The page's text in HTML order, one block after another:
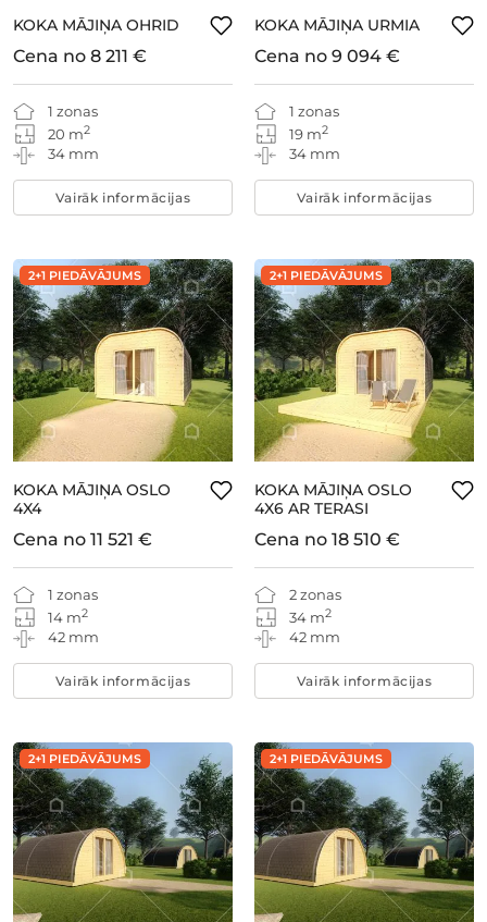
KOKA MĀJIŅA OHRID
1 zonas
20 m2
34 mm
Cena no 8 211 €
Vairāk informācijas
KOKA MĀJIŅA URMIA
1 zonas
19 m2
34 mm
Cena no 9 094 €
Vairāk informācijas
2+1 PIEDĀVĀJUMS
KOKA MĀJIŅA OSLO
4X4
1 zonas
14 m2
42 mm
Cena no 11 521 €
Vairāk informācijas
2+1 PIEDĀVĀJUMS
KOKA MĀJIŅA OSLO
4X6 AR TERASI
2 zonas
34 m2
42 mm
Cena no 18 510 €
Vairāk informācijas
2+1 PIEDĀVĀJUMS 2+1 PIEDĀVĀJUMS